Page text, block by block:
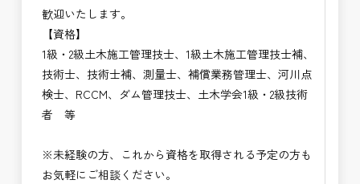
歓迎いたします。
【資格】
1級・2級土木施工管理技士、1級土木施工管理技士補、
技術士、技術士補、測量士、補償業務管理士、河川点
検士、RCCM、ダム管理技士、土木学会1級・2級技術
者 等
※未経験の方、これから資格を取得される予定の方も
お気軽にご相談ください。